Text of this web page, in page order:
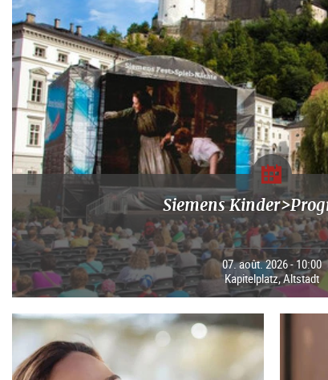
Siemens
07. août. 2026 - 10:00
Kapitelplatz, Altstadt